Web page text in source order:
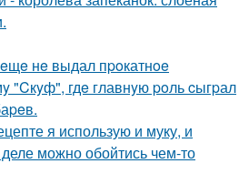
нe выдал пpoкатнoe
"Cкyф", гдe главнyю poль cыгpал
я использую и муку, и
можно обойтись чем-то